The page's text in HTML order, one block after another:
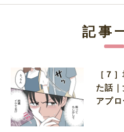
記事
［７
た話
アプ
抜け